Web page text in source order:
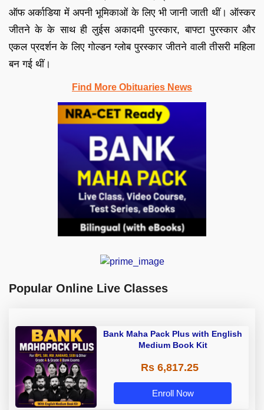
ऑफ अर्काडिया में अपनी भूमिकाओं के लिए भी जानी जाती थीं। ऑस्कर
जीतने के के साथ ही लुईस अकादमी पुरस्कार, बाफ्टा पुरस्कार और
एकल प्रदर्शन के लिए गोल्डन ग्लोब पुरस्कार जीतने वाली तीसरी महिला
बन गई थीं।
Find More Obituaries News
Popular Online Live Classes
Bank Maha Pack Plus with English
Medium Book Kit
Rs 6,817.25
Enroll Now